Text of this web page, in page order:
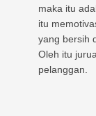
maka itu
itu
yang bersih
Oleh itu
pelanggan.